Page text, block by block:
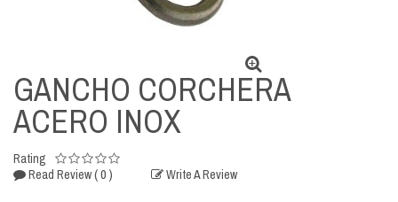
GANCHO CORCHERA
ACERO INOX
Rating
Read Review( 0 ) Write A Review